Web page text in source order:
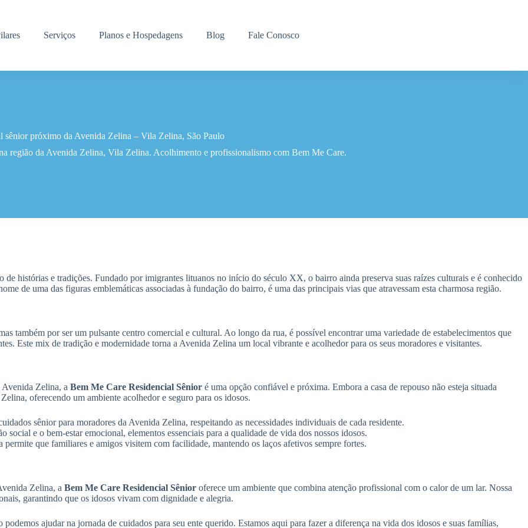
Serviços Planos e Hospedagens Blog Fale Conosco
sênior próximo da Avenida Zelina – Vila Zelina, São Paulo
região da Avenida Zelina, Vila Zelina. Acolhimento e profissionalismo com Bem Me Care.
histórias e tradições. Fundado por imigrantes lituanos no início do século XX, o bairro ainda preserva suas raízes culturais e é conhecido
de uma das figuras emblemáticas associadas à fundação do bairro, é uma das principais vias que atravessam esta charmosa região.
também por ser um pulsante centro comercial e cultural. Ao longo da rua, é possível encontrar uma variedade de estabelecimentos que
Este mix de tradição e modernidade torna a Avenida Zelina um local vibrante e acolhedor para os seus moradores e visitantes.
Avenida Zelina, a Bem Me Care Residencial Sênior é uma opção confiável e próxima. Embora a casa de repouso não esteja situada
oferecendo um ambiente acolhedor e seguro para os idosos.
sênior para moradores da Avenida Zelina, respeitando as necessidades individuais de cada residente.
social e o bem-estar emocional, elementos essenciais para a qualidade de vida dos nossos idosos.
que familiares e amigos visitem com facilidade, mantendo os laços afetivos sempre fortes.
Zelina, a Bem Me Care Residencial Sênior oferece um ambiente que combina atenção profissional com o calor de um lar. Nossa
garantindo que os idosos vivam com dignidade e alegria.
ajudar na jornada de cuidados para seu ente querido. Estamos aqui para fazer a diferença na vida dos idosos e suas famílias,